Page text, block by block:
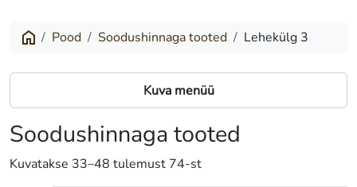
Pood Soodushinnaga tooted Lehekülg 3
Kuva menüü
Soodushinnaga tooted
Kuvatakse 33–48 tulemust 74-st